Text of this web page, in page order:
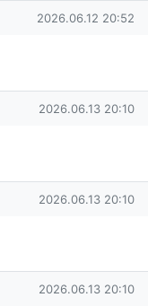
작성일
2026.06.12 20:52
글작성일
2026.06.13 20:10
작성일
2026.06.13 20:10
작성일
2026.06.13 20:10